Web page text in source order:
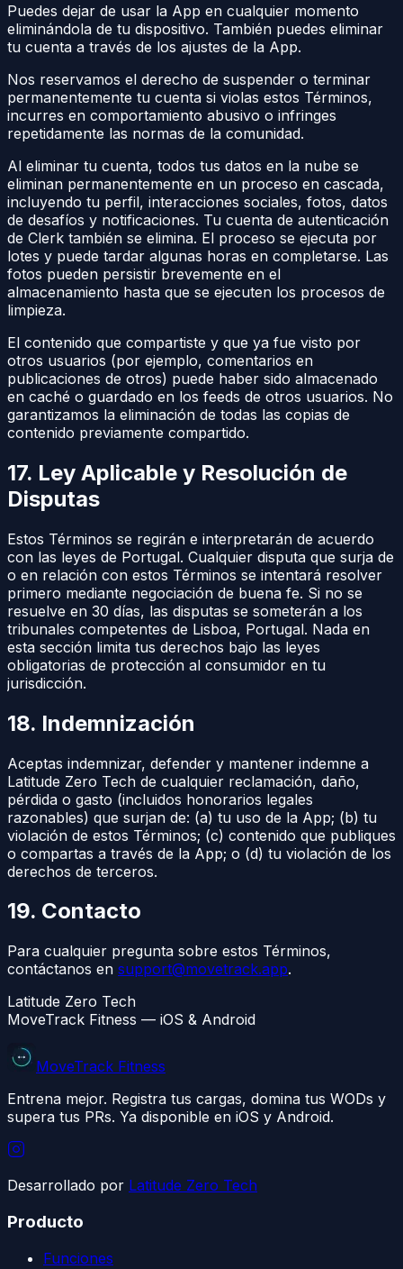
Puedes dejar de usar la App en cualquier momento
eliminándola de tu dispositivo. También puedes eliminar
tu cuenta a través de los ajustes de la App.
Nos reservamos el derecho de suspender o terminar
permanentemente tu cuenta si violas estos Términos,
incurres en comportamiento abusivo o infringes
repetidamente las normas de la comunidad.
Al eliminar tu cuenta, todos tus datos en la nube se
eliminan permanentemente en un proceso en cascada,
incluyendo tu perfil, interacciones sociales, fotos, datos
de desafíos y notificaciones. Tu cuenta de autenticación
de Clerk también se elimina. El proceso se ejecuta por
lotes y puede tardar algunas horas en completarse. Las
fotos pueden persistir brevemente en el
almacenamiento hasta que se ejecuten los procesos de
limpieza.
El contenido que compartiste y que ya fue visto por
otros usuarios (por ejemplo, comentarios en
publicaciones de otros) puede haber sido almacenado
en caché o guardado en los feeds de otros usuarios. No
garantizamos la eliminación de todas las copias de
contenido previamente compartido.
17. Ley Aplicable y Resolución de
Disputas
Estos Términos se regirán e interpretarán de acuerdo
con las leyes de Portugal. Cualquier disputa que surja de
o en relación con estos Términos se intentará resolver
primero mediante negociación de buena fe. Si no se
resuelve en 30 días, las disputas se someterán a los
tribunales competentes de Lisboa, Portugal. Nada en
esta sección limita tus derechos bajo las leyes
obligatorias de protección al consumidor en tu
jurisdicción.
18. Indemnización
Aceptas indemnizar, defender y mantener indemne a
Latitude Zero Tech de cualquier reclamación, daño,
pérdida o gasto (incluidos honorarios legales
razonables) que surjan de: (a) tu uso de la App; (b) tu
violación de estos Términos; (c) contenido que publiques
o compartas a través de la App; o (d) tu violación de los
derechos de terceros.
19. Contacto
Para cualquier pregunta sobre estos Términos,
contáctanos en support@movetrack.app.
Latitude Zero Tech
MoveTrack Fitness — iOS & Android
MoveTrack Fitness
Entrena mejor. Registra tus cargas, domina tus WODs y
supera tus PRs. Ya disponible en iOS y Android.
Desarrollado por Latitude Zero Tech
Producto
Funciones